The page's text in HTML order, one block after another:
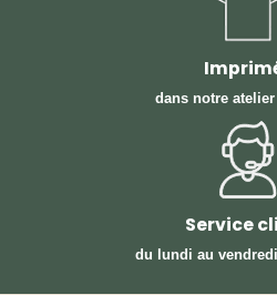
dans notre atelier
Service
du lundi au vendredi